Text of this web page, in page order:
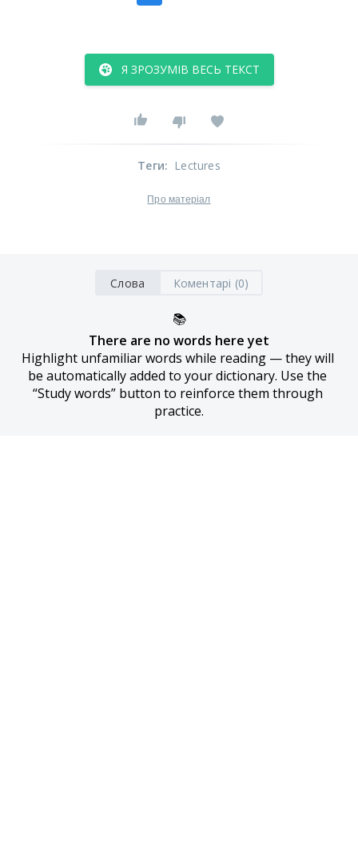
Я ЗРОЗУМІВ ВЕСЬ ТЕКСТ
Теги: Lectures
Про матеріал
Слова Коментарі (0)
📚
There are no words here yet
Highlight unfamiliar words while reading — they will
be automatically added to your dictionary. Use the
“Study words” button to reinforce them through
practice.